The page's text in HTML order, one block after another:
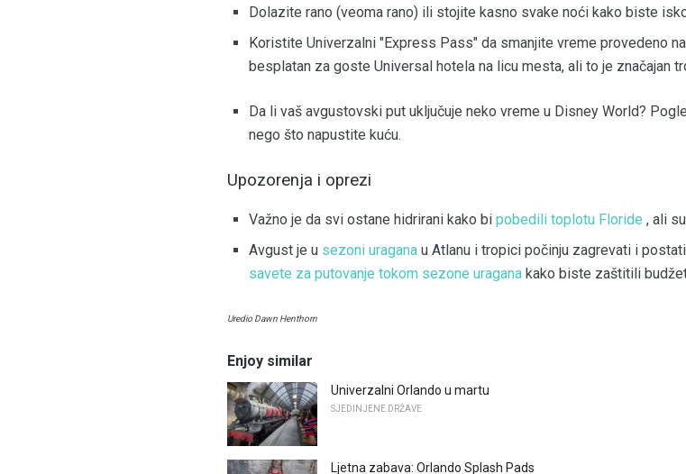
Dolazite rano (veoma rano) ili stojite kasno svake noći kako biste
Koristite Univerzalni "Express Pass" da smanjite vreme provedeno
besplatan za goste Universal hotela na licu mesta, ali to je značajan
Da li vaš avgustovski put uključuje neko vreme u Disney World?
nego što napustite kuću.
Upozorenja i oprezi
Važno je da svi ostane hidrirani kako bi pobedili toplotu Floride , ali
Avgust je u sezoni uragana u Atlanu i tropici počinju zagrevati i
savete za putovanje tokom sezone uragana kako biste zaštitili
Uredio Dawn Henthorn
Enjoy similar
Univerzalni Orlando u martu
SJEDINJENE DRŽAVE
Ljetna zabava: Orlando Splash Pads